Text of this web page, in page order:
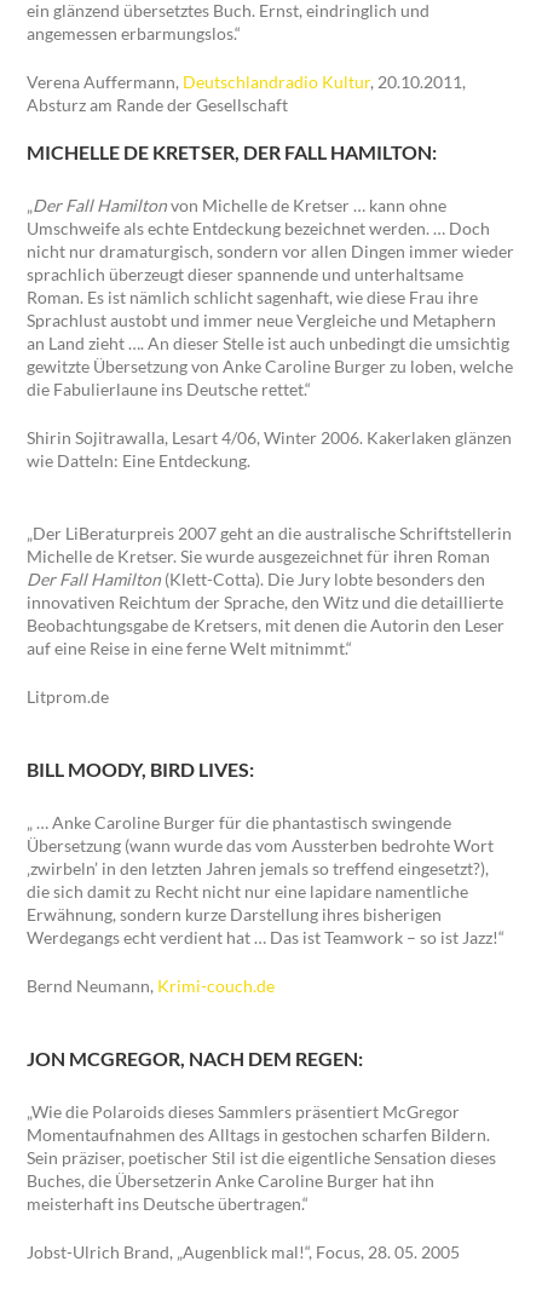
ein glänzend übersetztes Buch. Ernst, eindringlich und
angemessen erbarmungslos.“
Verena Auffermann, Deutschlandradio Kultur, 20.10.2011,
Absturz am Rande der Gesellschaft
MICHELLE DE KRETSER, DER FALL HAMILTON:
„Der Fall Hamiltonvon Michelle de Kretser … kann ohne
Umschweife als echte Entdeckung bezeichnet werden. … Doch
nicht nur dramaturgisch, sondern vor allen Dingen immer wieder
sprachlich überzeugt dieser spannende und unterhaltsame
Roman. Es ist nämlich schlicht sagenhaft, wie diese Frau ihre
Sprachlust austobt und immer neue Vergleiche und Metaphern
an Land zieht …. An dieser Stelle ist auch unbedingt die umsichtig
gewitzte Übersetzung von Anke Caroline Burger zu loben, welche
die Fabulierlaune ins Deutsche rettet.“
Shirin Sojitrawalla, Lesart 4/06, Winter 2006. Kakerlaken glänzen
wie Datteln: Eine Entdeckung.
„Der LiBeraturpreis 2007 geht an die australische Schriftstellerin
Michelle de Kretser. Sie wurde ausgezeichnet für ihren Roman
Der Fall Hamilton (Klett-Cotta). Die Jury lobte besonders den
innovativen Reichtum der Sprache, den Witz und die detaillierte
Beobachtungsgabe de Kretsers, mit denen die Autorin den Leser
auf eine Reise in eine ferne Welt mitnimmt.“
Litprom.de
BILL MOODY, BIRD LIVES:
„ … Anke Caroline Burger für die phantastisch swingende
Übersetzung (wann wurde das vom Aussterben bedrohte Wort
‚zwirbeln’ in den letzten Jahren jemals so treffend eingesetzt?),
die sich damit zu Recht nicht nur eine lapidare namentliche
Erwähnung, sondern kurze Darstellung ihres bisherigen
Werdegangs echt verdient hat … Das ist Teamwork – so ist Jazz!“
Bernd Neumann, Krimi-couch.de
JON MCGREGOR, NACH DEM REGEN:
„Wie die Polaroids dieses Sammlers präsentiert McGregor
Momentaufnahmen des Alltags in gestochen scharfen Bildern.
Sein präziser, poetischer Stil ist die eigentliche Sensation dieses
Buches, die Übersetzerin Anke Caroline Burger hat ihn
meisterhaft ins Deutsche übertragen.“
Jobst-Ulrich Brand, „Augenblick mal!“, Focus, 28. 05. 2005